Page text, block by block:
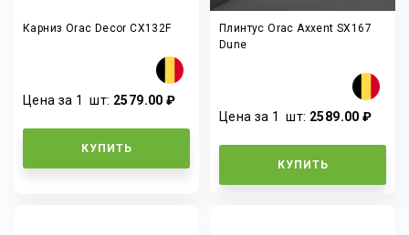
Карниз Orac Decor CX132F
Цена за 1шт: 2579.00 ₽
КУПИТЬ
Плинтус Orac Axxent SX167
Dune
Цена за 1шт: 2589.00 ₽
КУПИТЬ